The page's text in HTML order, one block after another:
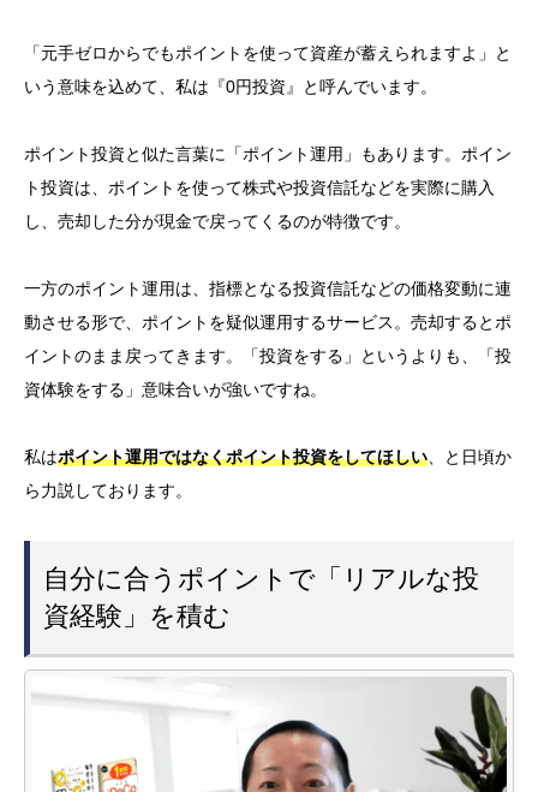
「元手ゼロからでもポイントを使って資産が蓄えられますよ」と
いう意味を込めて、私は『0円投資』と呼んでいます。
ポイント投資と似た言葉に「ポイント運用」もあります。ポイン
ト投資は、ポイントを使って株式や投資信託などを実際に購入
し、売却した分が現金で戻ってくるのが特徴です。
一方のポイント運用は、指標となる投資信託などの価格変動に連
動させる形で、ポイントを疑似運用するサービス。売却するとポ
イントのまま戻ってきます。「投資をする」というよりも、「投
資体験をする」意味合いが強いですね。
私はポイント運用ではなくポイント投資をしてほしい、と日頃か
ら力説しております。
自分に合うポイントで「リアルな投
資経験」を積む